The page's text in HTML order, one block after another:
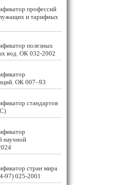
профессий
и тарифных
полезных
вод. ОК 032-2002
ОК 007–93
стандартов
научной
стран мира
025-2001